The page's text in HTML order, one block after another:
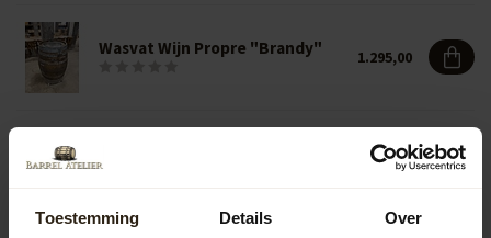
Toestemming Details Over
Wasvat Wijn Propre "Brandy" 1.295,00
499,00